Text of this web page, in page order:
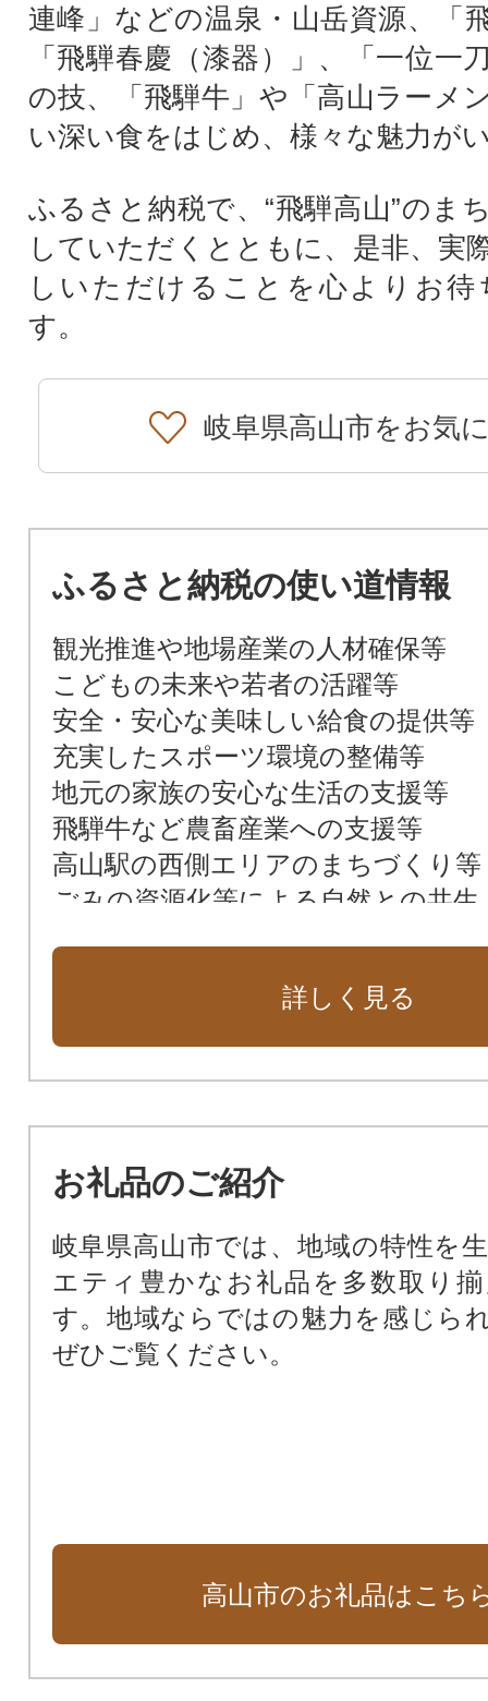
連峰」などの温泉・山岳資源、「
「飛騨春慶（漆器）」、「一位一
の技、「飛騨牛」や「高山ラーメ
い深い食をはじめ、様々な魅力が
ふるさと納税で、“飛騨高山”のま
していただくとともに、是非、実
しいただけることを心よりお
す。
岐阜県高山市をお気
ふるさと納税の使い道情報
観光推進や地場産業の人材確保等
こどもの未来や若者の活躍等
安全・安心な美味しい給食の提供等
充実したスポーツ環境の整備等
地元の家族の安心な生活の支援等
飛騨牛など農畜産業への支援等
高山駅の西側エリアのまちづくり等
ごみの資源化等による自然との共生
詳しく見る
お礼品のご紹介
岐阜県高山市では、地域の特性を
エティ豊かなお礼品を多数取り
す。地域ならではの魅力を感じら
ぜひご覧ください。
高山市のお礼品はこち